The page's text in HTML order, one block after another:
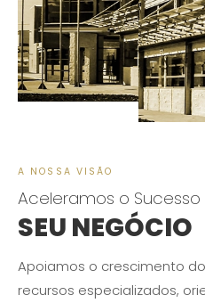
A NOSSA VISÃO
Aceleramos o
SEU NEGÓCIO
Apoiamos o crescimento
recursos especializados,